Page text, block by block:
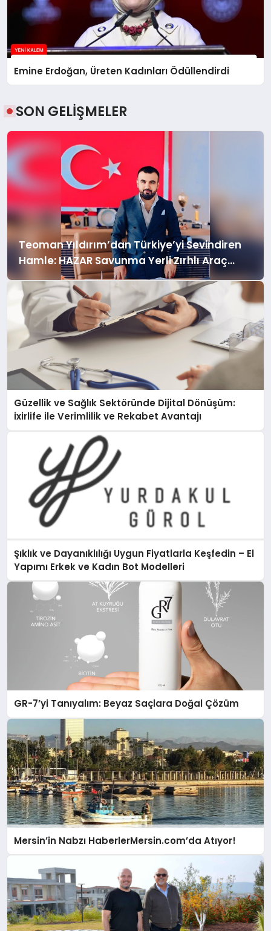
Emine Erdoğan, Üreten Kadınları Ödüllendirdi
SON GELİŞMELER
Teoman Yıldırım’dan Türkiye’yi Sevindiren
Hamle: HAZAR Savunma Yerli Zırhlı Araç
Üretimine Başlıyor
Güzellik ve Sağlık Sektöründe Dijital Dönüşüm:
ixirlife ile Verimlilik ve Rekabet Avantajı
Şıklık ve Dayanıklılığı Uygun Fiyatlarla Keşfedin – El
Yapımı Erkek ve Kadın Bot Modelleri
GR-7’yi Tanıyalım: Beyaz Saçlara Doğal Çözüm
Mersin’in Nabzı HaberlerMersin.com’da Atıyor!